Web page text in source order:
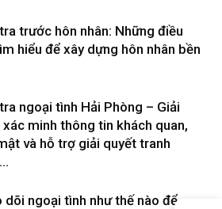
trước hôn nhân: Những điều
hiểu để xây dựng hôn nhân bền
ngoại tình Hải Phòng – Giải
xác minh thông tin khách quan,
và hỗ trợ giải quyết tranh
dõi ngoại tình như thế nào để